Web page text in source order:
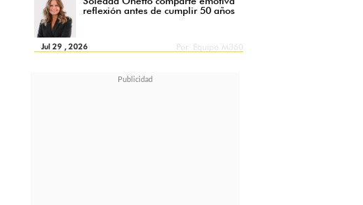
reflexión antes de cumplir 50 años
Jul 29 , 2026